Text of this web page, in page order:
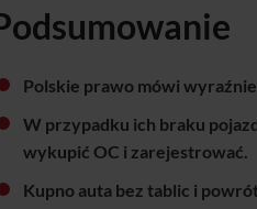
Polskie prawo mówi
W przypadku ich braku
wykupić OC i zarejestrować.
Kupno auta bez tablic i